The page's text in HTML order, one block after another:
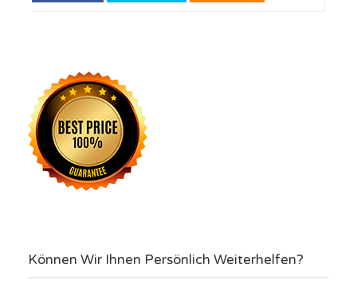
Können Wir Ihnen Persönlich Weiterhelfen?